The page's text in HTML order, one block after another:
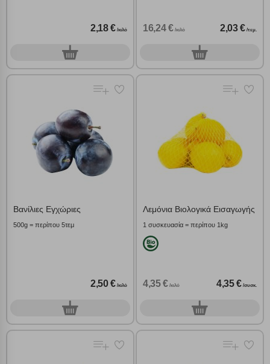
2,18 € /κιλό
0γρ.
16,24 € /κιλό 2,03 € /τεμ.
0τεμ.
Βανίλιες Εγχώριες
500g = περίπου 5τεμ
2,50 € /κιλό
0γρ.
Λεμόνια Βιολογικά Εισαγωγής
1 συσκευασία = περίπου 1kg
4,35 € /κιλό 4,35 € /συσκ.
0 συσκ.